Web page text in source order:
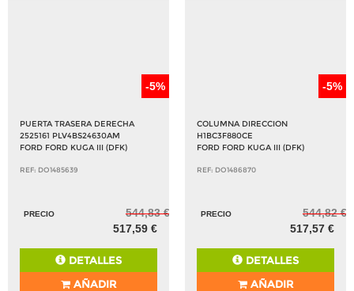
-5%
PUERTA TRASERA DERECHA
2525161 PLV4BS24630AM
FORD FORD KUGA III (DFK)
REF: DO1485639
PRECIO
544,83 €
517,59 €
DETALLES
AÑADIR
-5%
COLUMNA DIRECCION
H1BC3F880CE
FORD FORD KUGA III (DFK)
REF: DO1486870
PRECIO
544,82 €
517,57 €
DETALLES
AÑADIR